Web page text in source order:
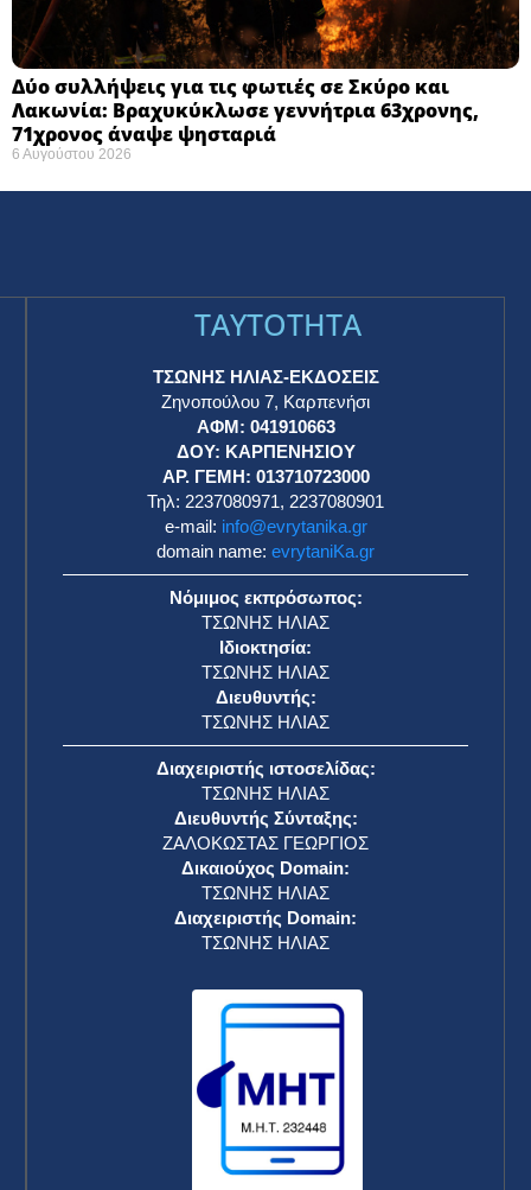
Δύο συλλήψεις για τις φωτιές σε Σκύρο και
Λακωνία: Βραχυκύκλωσε γεννήτρια 63χρονης,
71χρονος άναψε ψησταριά
6 Αυγούστου 2026
TAYTOTHTA
ΤΣΩΝΗΣ ΗΛΙΑΣ-ΕΚΔΟΣΕΙΣ
Ζηνοπούλου 7, Καρπενήσι
ΑΦΜ: 041910663
ΔΟΥ: ΚΑΡΠΕΝΗΣΙΟΥ
ΑΡ. ΓΕΜΗ: 013710723000
Τηλ: 2237080971, 2237080901
e-mail: info@evrytanika.gr
domain name: evrytaniKa.gr
Νόμιμος εκπρόσωπος:
ΤΣΩΝΗΣ ΗΛΙΑΣ
Ιδιοκτησία:
ΤΣΩΝΗΣ ΗΛΙΑΣ
Διευθυντής:
ΤΣΩΝΗΣ ΗΛΙΑΣ
Διαχειριστής ιστοσελίδας:
ΤΣΩΝΗΣ ΗΛΙΑΣ
Διευθυντής Σύνταξης:
ΖΑΛΟΚΩΣΤΑΣ ΓΕΩΡΓΙΟΣ
Δικαιούχος Domain:
ΤΣΩΝΗΣ ΗΛΙΑΣ
Διαχειριστής Domain:
ΤΣΩΝΗΣ ΗΛΙΑΣ